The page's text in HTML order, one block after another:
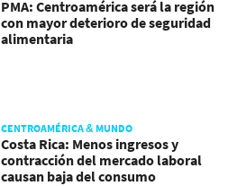
PMA: Centroamérica será la región
con mayor deterioro de seguridad
alimentaria
CENTROAMÉRICA & MUNDO
Costa Rica: Menos ingresos y
contracción del mercado laboral
causan baja del consumo